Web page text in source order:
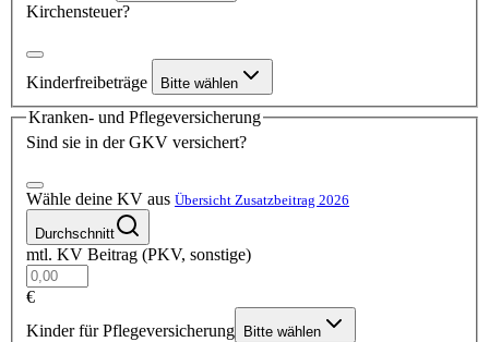
Kirchensteuer?
Kinderfreibeträge Bitte wählen
Kranken- und Pflegeversicherung
Sind sie in der GKV versichert?
Wähle deine KV aus Übersicht Zusatzbeitrag 2026
Durchschnitt
mtl. KV Beitrag (PKV, sonstige)
€
Kinder für Pflegeversicherung
Bitte wählen